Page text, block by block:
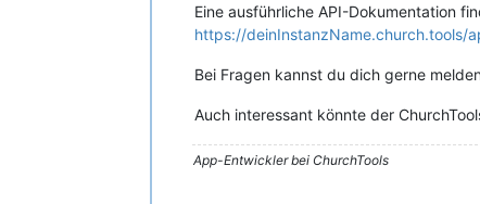
Eine ausführliche API-Dokumentation
https://deinInstanzName.church.tools/
Bei Fragen kannst du dich gerne
Auch interessant könnte der
App-Entwickler bei ChurchTools